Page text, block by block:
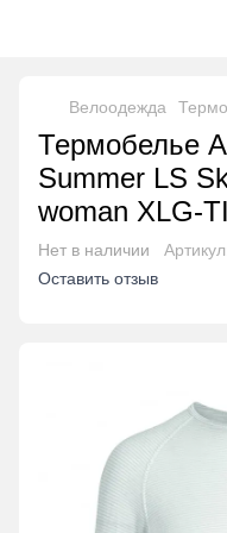
Велоодежда
Термобелье
Summer LS
woman XLG-
Нет в наличии
Оставить отзыв